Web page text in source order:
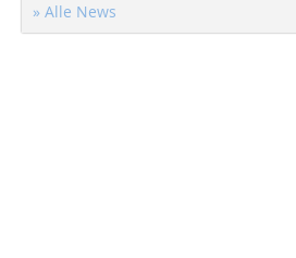
» Alle News